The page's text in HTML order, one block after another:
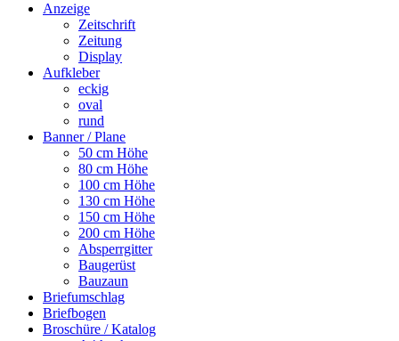
Anzeige
Zeitschrift
Zeitung
Display
Aufkleber
eckig
oval
rund
Banner / Plane
50 cm Höhe
80 cm Höhe
100 cm Höhe
130 cm Höhe
150 cm Höhe
200 cm Höhe
Absperrgitter
Baugerüst
Bauzaun
Briefumschlag
Briefbogen
Broschüre / Katalog